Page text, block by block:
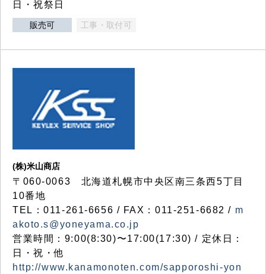
日・祝祭日
販売可 工事・取付可
(株)米山商店
〒060-0063 北海道札幌市中央区南三条西5丁目
10番地
TEL：011-261-6656 / FAX：011-251-6682 / m
akoto.s@yoneyama.co.jp
営業時間：9:00(8:30)〜17:00(17:30) / 定休日：
日・祝・他
http://www.kanamonoten.com/sapporoshi-yon